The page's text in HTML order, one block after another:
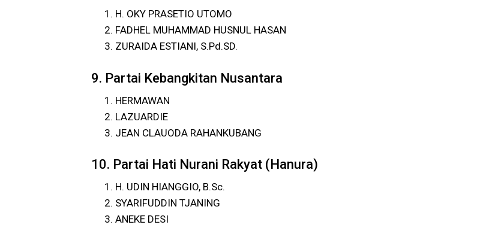
H. OKY PRASETIO UTOMO
FADHEL MUHAMMAD HUSNUL HASAN
ZURAIDA ESTIANI, S.Pd.SD.
9. Partai Kebangkitan Nusantara
HERMAWAN
LAZUARDIE
JEAN CLAUODA RAHANKUBANG
10. Partai Hati Nurani Rakyat (Hanura)
H. UDIN HIANGGIO, B.Sc.
SYARIFUDDIN TJANING
ANEKE DESI